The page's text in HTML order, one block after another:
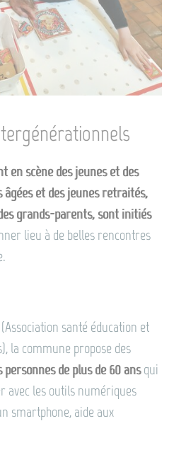
en scène des jeunes et des
âgées et des jeunes retraités,
grands-parents, sont initiés
lieu à de belles rencontres
(Association santé éducation et
la commune propose des
personnes de plus de 60 ansqui
avec les outils numériques
smartphone, aide aux